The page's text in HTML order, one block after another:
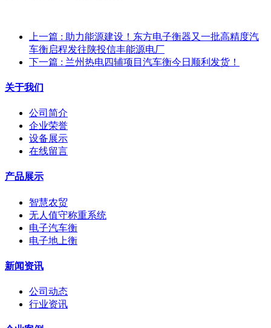
上一篇 : 助力能源建设！东方电子衡器又一批高精度汽
车衡启程发往陕投信丰能源电厂
下一篇 : 兰州热电四辅项目汽车衡今日顺利发货！
关于我们
公司简介
企业荣誉
设备展示
在线留言
产品展示
智慧农贸
无人值守称重系统
电子汽车衡
电子地上衡
新闻资讯
公司动态
行业资讯